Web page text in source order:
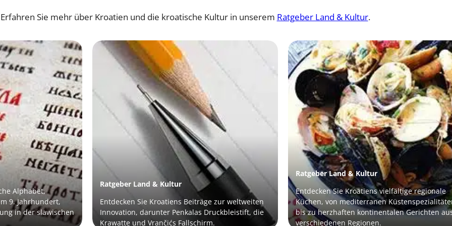
Erfahren Sie mehr über Kroatien und die kroatische Kultur in unserem Ratgeber Land & Kultur.
Alphabet,
9. Jahrhundert,
in der slawischen
Ratgeber Land & Kultur
Entdecken Sie Kroatiens Beiträge zur weltweiten
Innovation, darunter Penkalas Druckbleistift, die
Krawatte und Vrančićs Fallschirm.
Ratgeber Land & Kultur
Entdecken Sie Kroatiens vielfältige regionale
Küchen, von mediterranen
bis zu herzhaften kontinentalen Gerichten
verschiedenen Regionen.